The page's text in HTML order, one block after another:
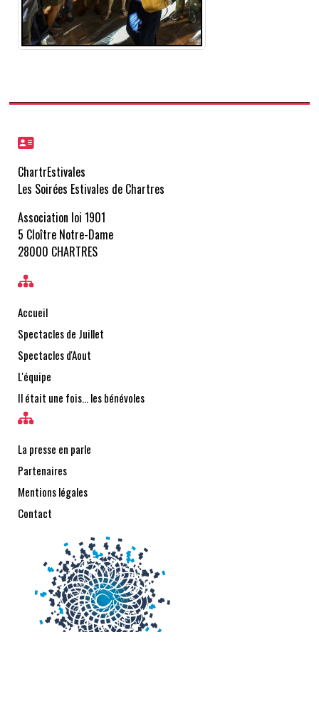
ChartrEstivales
Les Soirées Estivales de Chartres
Association loi 1901
5 Cloître Notre-Dame
28000 CHARTRES
Accueil
Spectacles de Juillet
Spectacles d'Aout
L'équipe
Il était une fois… les bénévoles
La presse en parle
Partenaires
Mentions légales
Contact